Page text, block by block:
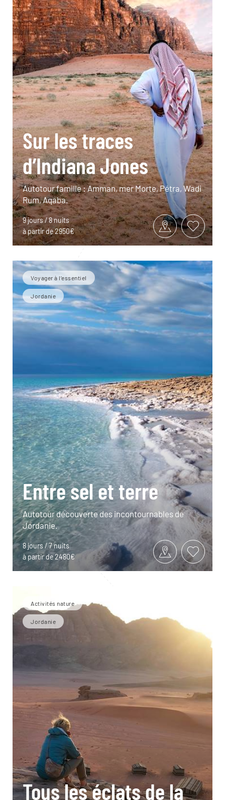
Sur les traces
d’Indiana Jones
Autotour famille : Amman, mer Morte, Pétra, Wadi
Rum, Aqaba.
9 jours / 8 nuits
à partir de 2950€
Voyager à l’essentiel
Jordanie
Entre sel et terre
Autotour découverte des incontournables de
Jordanie.
8 jours / 7 nuits
à partir de 2480€
Activités nature
Jordanie
Tous les éclats de la